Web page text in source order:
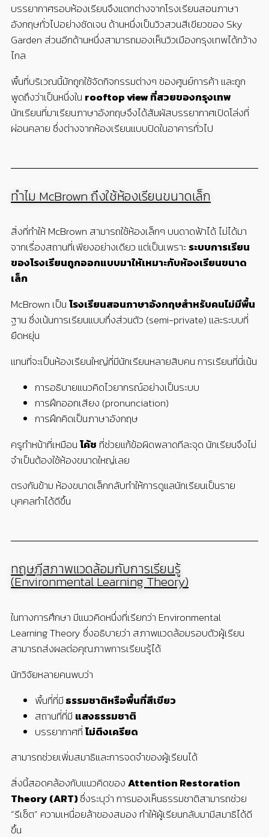
บรรยากาศรอบห้องเรียนจึงแตกต่างจากโรงเรียนสอนภาษา
อังกฤษทั่วไปอย่างชัดเจน ด้านหนึ่งเป็นวิวสวนสีเขียวของ Sky
Garden ส่วนอีกด้านหนึ่งสามารถมองเห็นวิวเมืองกรุงเทพได้กว้าง
ไกล
พื้นที่บริเวณนี้มักถูกใช้จัดกิจกรรมต่างๆ ของศูนย์การค้า และถูก
พูดถึงว่าเป็นหนึ่งใน rooftop viewที่สวยของกรุงเทพ
นักเรียนที่มาเรียนภาษาอังกฤษจึงได้สัมผัสบรรยากาศเปิดโล่งที่
ผ่อนคลาย ซึ่งต่างจากห้องเรียนแบบปิดในอาคารทั่วไป
ทำไม McBrown ถึงใช้ห้องเรียนขนาดเล็ก
สิ่งที่ทำให้ McBrown สามารถใช้ห้องเล็กๆ บนดาดฟ้าได้ ไม่ได้มา
จากเรื่องสถานที่เพียงอย่างเดียว แต่เป็นเพราะ ระบบการเรียน
ของโรงเรียนถูกออกแบบมาให้เหมาะกับห้องเรียนขนาด
เล็ก
McBrown เป็น โรงเรียนสอนภาษาอังกฤษสำหรับคนไม่มีพื้น
ฐาน ซึ่งเน้นการเรียนแบบกึ่งส่วนตัว (semi-private) และระบบที่
ยืดหยุ่น
แทนที่จะเป็นห้องเรียนใหญ่ที่มีนักเรียนหลายสิบคน การเรียนที่นี่เน้น
การอธิบายแนวคิดไวยากรณ์อย่างเป็นระบบ
การฝึกออกเสียง (pronunciation)
การฝึกคิดเป็นภาษาอังกฤษ
ครูทำหน้าที่เหมือน โค้ช ที่ช่วยแก้ข้อผิดพลาดทีละจุด นักเรียนจึงไม่
จำเป็นต้องใช้ห้องขนาดใหญ่เลย
ตรงกันข้าม ห้องขนาดเล็กกลับทำให้การดูแลนักเรียนเป็นราย
บุคคลทำได้ดีขึ้น
ทฤษฎีสภาพแวดล้อมกับการเรียนรู้
(Environmental Learning Theory)
ในทางการศึกษา มีแนวคิดหนึ่งที่เรียกว่า Environmental
Learning Theory ซึ่งอธิบายว่า สภาพแวดล้อมรอบตัวผู้เรียน
สามารถส่งผลต่อคุณภาพการเรียนรู้ได้
นักวิจัยหลายคนพบว่า
พื้นที่ที่มี ธรรมชาติหรือพื้นที่สีเขียว
สถานที่ที่มี แสงธรรมชาติ
บรรยากาศที่ ไม่ตึงเครียด
สามารถช่วยเพิ่มสมาธิและการจดจำของผู้เรียนได้
สิ่งนี้สอดคล้องกับแนวคิดของ Attention Restoration
Theory (ART)ซึ่งระบุว่า การมองเห็นธรรมชาติสามารถช่วย
“รีเซ็ต” ความเหนื่อยล้าของสมอง ทำให้ผู้เรียนกลับมามีสมาธิได้ดี
ขึ้น